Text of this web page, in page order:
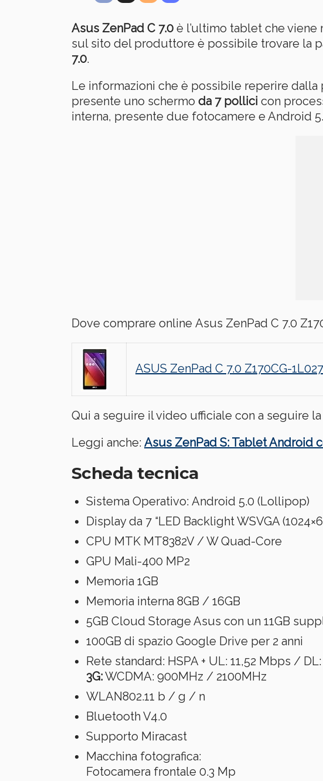
Asus ZenPad C 7.0 è l’ultimo tablet che
sul sito del produttore è possibile trovare la
7.0.
Le informazioni che è possibile reperire dalla
presente uno schermo da 7 pollici con
interna, presente due fotocamere e Android
Dove comprare online Asus ZenPad C 7.0
ASUS ZenPad C 7.0 Z170CG-
Qui a seguire il video ufficiale con a seguire
Leggi anche: Asus ZenPad S: Tablet Android
Scheda tecnica
Sistema Operativo: Android 5.0 (Lollipop)
Display da 7 “LED Backlight WSVGA
CPU MTK MT8382V / W Quad-Core
GPU Mali-400 MP2
Memoria 1GB
Memoria interna 8GB / 16GB
5GB Cloud Storage Asus con un 11GB
100GB di spazio Google Drive per 2 anni
Rete standard: HSPA + UL: 11,52 Mbps /
3G:WCDMA: 900MHz / 2100MHz
WLAN802.11 b / g / n
Bluetooth V4.0
Supporto Miracast
Macchina fotografica:
Fotocamera frontale 0.3 Mp